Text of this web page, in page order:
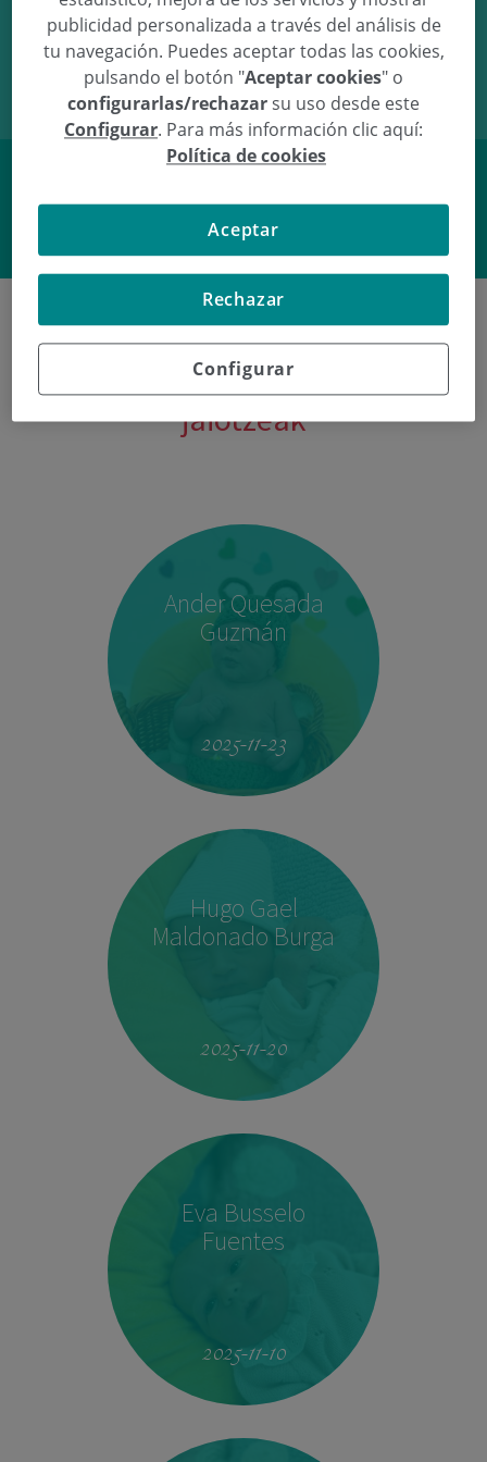
08/07/09 11:22 3.78Kg 52cm
Facebook Twitter
Poliklinika Gipuzkoako azken
jaiotzeak
Ander Quesada
Guzmán
2025-11-23
Hugo Gael
Maldonado Burga
2025-11-20
Eva Busselo
Fuentes
2025-11-10
publicidad personalizada a través del análisis de
tu navegación. Puedes aceptar todas las cookies,
pulsando el botón "Aceptar cookies" o
configurarlas/rechazarsu uso desde este
Configurar. Para más información clic aquí:
Política de cookies
Configurar
Rechazar
Aceptar